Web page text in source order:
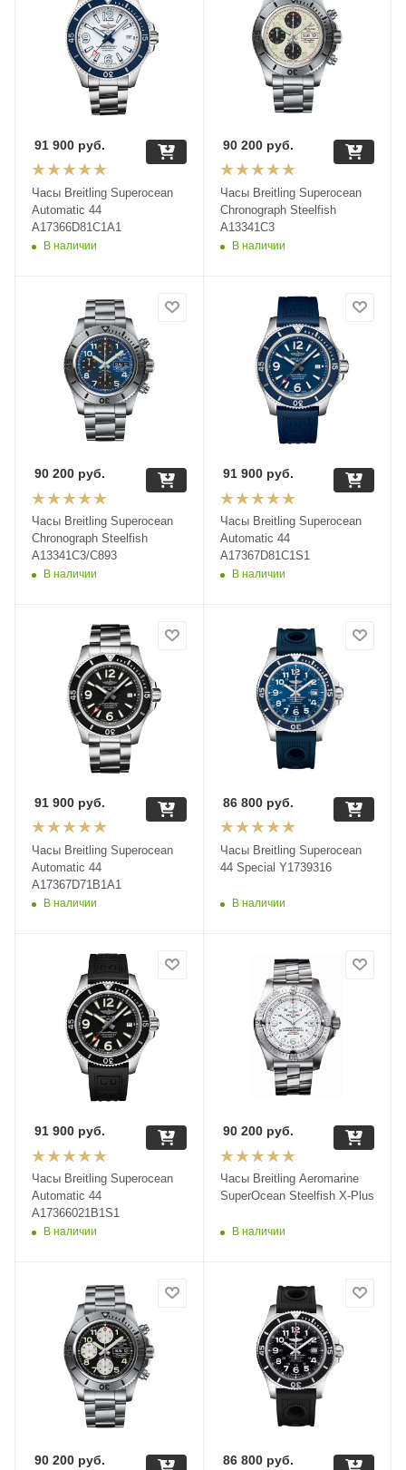
Часы Breitling Superocean
Automatic 44
A17366D81C1A1
В наличии
91 900 руб.
Часы Breitling Superocean
Chronograph Steelfish
A13341C3
В наличии
90 200руб.
Часы Breitling Superocean
Chronograph Steelfish
A13341C3/C893
В наличии
90 200 руб.
Часы Breitling Superocean
Automatic 44
A17367D81C1S1
В наличии
91 900руб.
Часы Breitling Superocean
Automatic 44
A17367D71B1A1
В наличии
91 900 руб.
Часы Breitling Superocean
44 Special Y1739316
В наличии
86 800руб.
Часы Breitling Superocean
Automatic 44
A17366021B1S1
В наличии
91 900 руб.
Часы Breitling Aeromarine
SuperOcean Steelfish X-Plus
В наличии
90 200руб.
90 200 руб. 86 800руб.